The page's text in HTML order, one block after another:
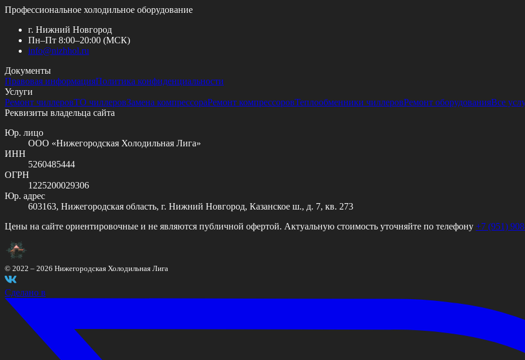
Профессиональное холодильное оборудование
г. Нижний Новгород
Пн–Пт 8:00–20:00 (МСК)
info@nizhhol.ru
Документы
Правовая информацияПолитика конфиденциальности
Услуги
Ремонт чиллеровТО чиллеровЗамена компрессораРемонт компрессоровТеплообменники чиллеровРемонт оборудованияВсе
Реквизиты владельца сайта
Юр. лицо
ООО «Нижегородская Холодильная Лига»
ИНН
5260485444
ОГРН
1225200029306
Юр. адрес
603163, Нижегородская область, г. Нижний Новгород, Казанское ш., д. 7, кв. 273
Цены на сайте ориентировочные и не являются публичной офертой. Актуальную стоимость уточняйте по телефону +7 (951)
© 2022 – 2026 Нижегородская Холодильная Лига
Сделано в